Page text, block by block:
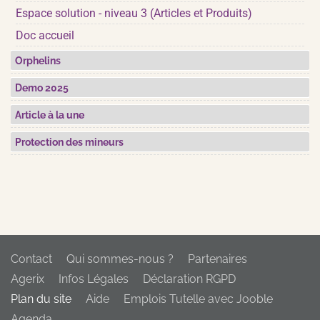
Espace solution - niveau 3 (Articles et Produits)
Doc accueil
Orphelins
Demo 2025
Article à la une
Protection des mineurs
Contact Qui sommes-nous ?
Partenaires
Agerix
Infos Légales
Déclaration RGPD
Plan du site
Aide
Emplois Tutelle avec Jooble